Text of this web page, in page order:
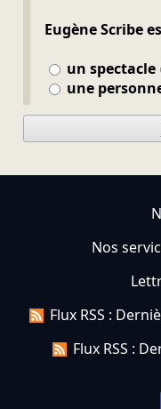
Eugène Scribe
un spectacle
une
Nos
Flux RSS :
Flux RSS :